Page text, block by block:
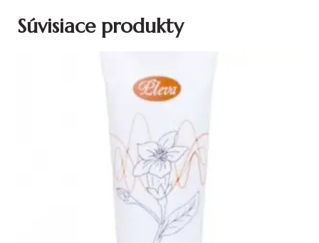
Súvisiace produkty